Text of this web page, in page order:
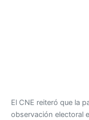
El CNE reiteró que la
observación electoral